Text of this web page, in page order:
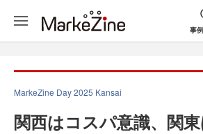
事
MarkeZine Day 2025 Kansai
関西はコスパ意識、関